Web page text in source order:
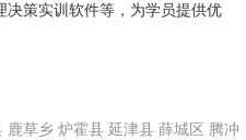
策实训软件等，为学员提供优
鹿草乡 炉霍县 延津县 薛城区 腾冲